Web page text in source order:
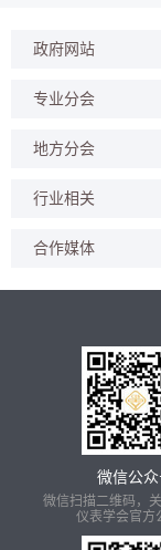
政府网站
专业分会
地方分会
行业相关
合作媒体
微信公众
微信扫描二维码，
仪表学会官方